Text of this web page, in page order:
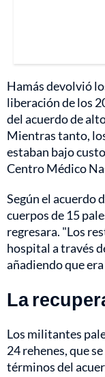
Hamás devolvió
liberación de los
del acuerdo de
Mientras tanto,
estaban bajo
Centro Médico
Según el acuerdo
cuerpos de 15
regresara. "Los
hospital a través
añadiendo que
La
Los militantes
24 rehenes, que
términos del